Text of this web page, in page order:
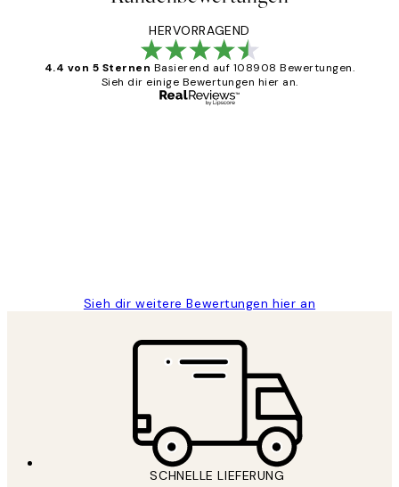
HERVORRAGEND
4.4 von 5 Sternen Basierend auf 108908 Bewertungen.
Sieh dir einige Bewertungen hier an.
Sieh dir weitere Bewertungen hier an
SCHNELLE LIEFERUNG